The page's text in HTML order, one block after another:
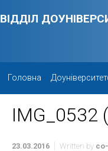
ВІДДІЛ
Головна
IMG_0532
23.03.2016 Written by